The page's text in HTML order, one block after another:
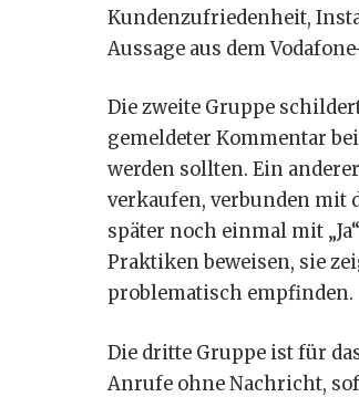
Kundenzufriedenheit,
Aussage aus dem
Die zweite Gruppe
gemeldeter Kommentar
werden sollten. Ein
verkaufen, verbunden mit
später noch einmal mit
Praktiken beweisen, sie
problematisch empfinden.
Die dritte Gruppe ist für
Anrufe ohne Nachricht,